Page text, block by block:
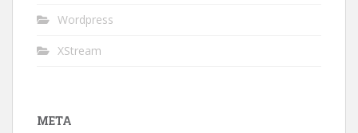
Wordpress
XStream
META